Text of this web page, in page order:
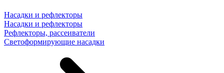
Насадки и рефлекторы
Насадки и рефлекторы
Рефлекторы, рассеиватели
Светоформирующие насадки